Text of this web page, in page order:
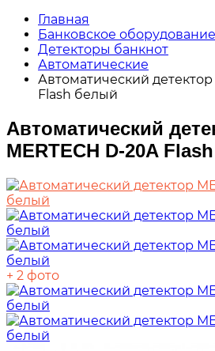
Главная
Банковское оборудование
Детекторы банкнот
Автоматические
Автоматический детектор
Flash белый
Автоматический
MERTECH D-20A
+ 2 фото